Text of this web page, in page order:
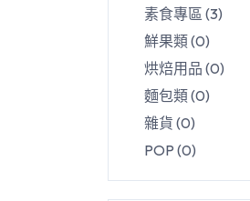
素食專區 (3)
鮮果類(0)
烘焙用品 (0)
麵包類(0)
雜貨 (0)
POP (0)